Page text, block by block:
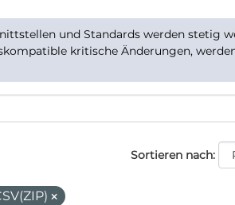
und Standards werden stetig
kritische Änderungen,
Sortieren nach